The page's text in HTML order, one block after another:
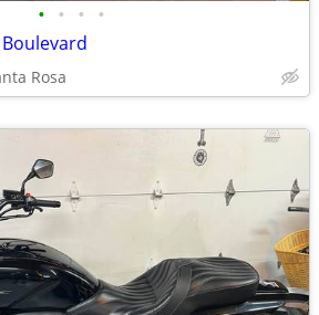
• • • •
Rosa